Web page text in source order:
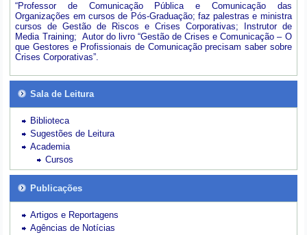
“Professor de Comunicação Pública e Comunicação das
Organizações em cursos de Pós-Graduação; faz palestras e ministra
cursos de Gestão de Riscos e Crises Corporativas; Instrutor de
Media Training; Autor do livro “Gestão de Crises e Comunicação – O
que Gestores e Profissionais de Comunicação precisam saber sobre
Crises Corporativas”.
Sala de Leitura
Biblioteca
Sugestões de Leitura
Academia
Cursos
Publicações
Artigos e Reportagens
Agências de Notícias